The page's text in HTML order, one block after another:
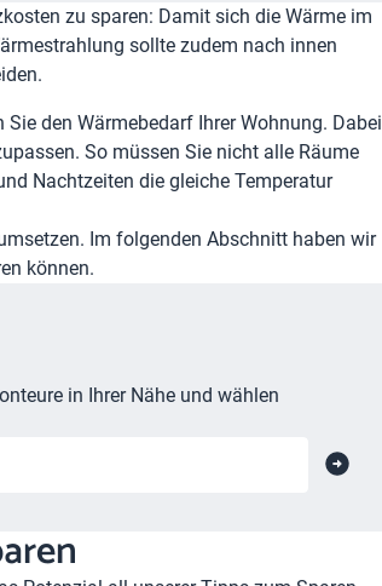
zu sparen: Damit sich die Wärme im
sollte zudem nach innen
den Wärmebedarf Ihrer Wohnung. Dabei
So müssen Sie nicht alle Räume
Nachtzeiten die gleiche Temperatur
Im folgenden Abschnitt haben wir
können.
in Ihrer Nähe und wählen